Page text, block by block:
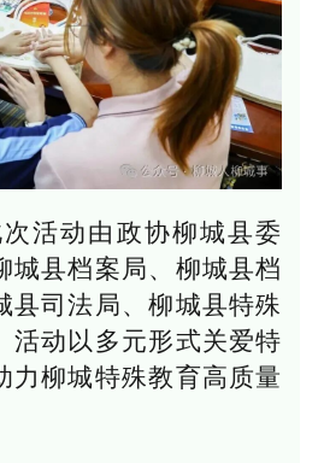
活动由政协柳城县委
城县档案局、柳城县档
县司法局、柳城县特殊
活动以多元形式关爱特
力柳城特殊教育高质量